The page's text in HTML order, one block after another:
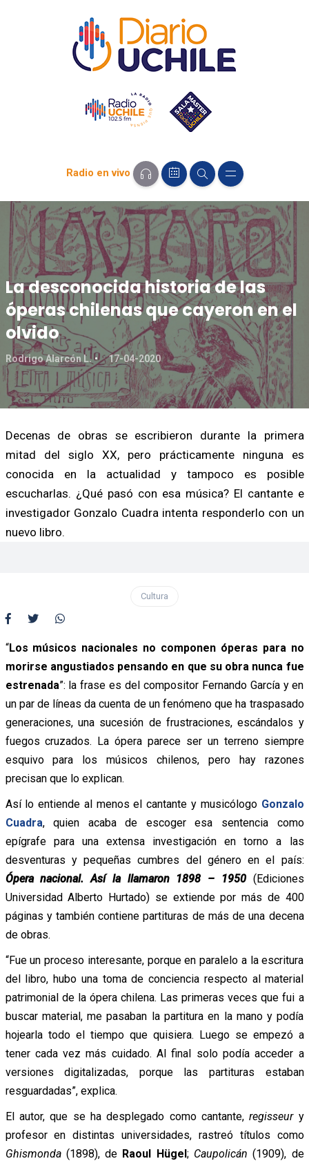
Radio en vivo
La desconocida historia de las
óperas chilenas que cayeron en el
olvido
Rodrigo Alarcón L. 17-04-2020
Decenas de obras se escribieron durante la primera
mitad del siglo XX, pero prácticamente ninguna es
conocida en la actualidad y tampoco es posible
escucharlas. ¿Qué pasó con esa música? El cantante e
investigador Gonzalo Cuadra intenta responderlo con un
nuevo libro.
Cultura
“Los músicos nacionales no componen óperas para no
morirse angustiados pensando en que su obra nunca fue
estrenada”: la frase es del compositor Fernando García y en
un par de líneas da cuenta de un fenómeno que ha traspasado
generaciones, una sucesión de frustraciones, escándalos y
fuegos cruzados. La ópera parece ser un terreno siempre
esquivo para los músicos chilenos, pero hay razones
precisan que lo explican.
Así lo entiende al menos el cantante y musicólogo Gonzalo
Cuadra, quien acaba de escoger esa sentencia como
epígrafe para una extensa investigación en torno a las
desventuras y pequeñas cumbres del género en el país:
Ópera nacional. Así la llamaron 1898 – 1950 (Ediciones
Universidad Alberto Hurtado) se extiende por más de 400
páginas y también contiene partituras de más de una decena
de obras.
“Fue un proceso interesante, porque en paralelo a la escritura
del libro, hubo una toma de conciencia respecto al material
patrimonial de la ópera chilena. Las primeras veces que fui a
buscar material, me pasaban la partitura en la mano y podía
hojearla todo el tiempo que quisiera. Luego se empezó a
tener cada vez más cuidado. Al final solo podía acceder a
versiones digitalizadas, porque las partituras estaban
resguardadas”, explica.
El autor, que se ha desplegado como cantante,regisseury
profesor en distintas universidades, rastreó títulos como
Ghismonda (1898), de Raoul Hügel; Caupolicán(1909), de